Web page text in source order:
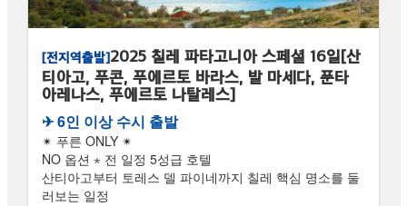
[전지역출발]2025 칠레 파타고니아 스페셜 16일[산
티아고, 푸콘, 푸에르토 바라스, 발 마세다, 푼타
아레나스, 푸에르토 나탈레스]
✈︎ 6인 이상 수시 출발
✴ 푸른 ONLY ✴
NO 옵션 ⋆ 전 일정 5성급 호텔
산티아고부터 토레스 델 파이네까지 칠레 핵심 명소를 둘
러보는 일정